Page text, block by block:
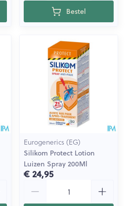
Bestel
Eurogenerics (EG)
Silikom Protect Lotion
Luizen Spray 200Ml
€ 24,95